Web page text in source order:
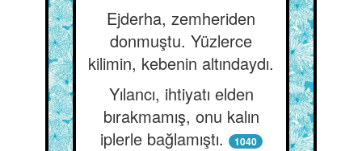
Ejderha, zemheriden
donmuştu. Yüzlerce
kilimin, kebenin altındaydı.
Yılancı, ihtiyatı elden
bırakmamış, onu kalın
iplerle bağlamıştı.
1040